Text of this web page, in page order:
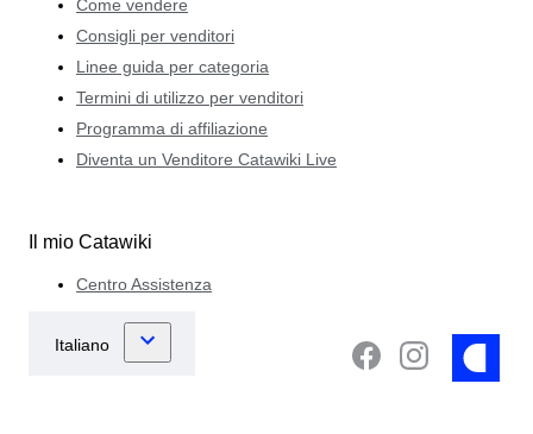
Come vendere
Consigli per venditori
Linee guida per categoria
Termini di utilizzo per venditori
Programma di affiliazione
Diventa un Venditore Catawiki Live
Il mio Catawiki
Centro Assistenza